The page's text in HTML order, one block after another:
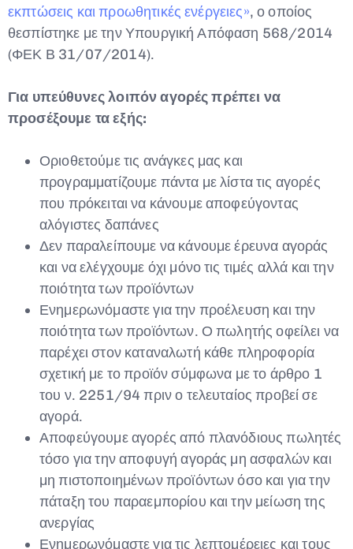
εκπτώσεις και προωθητικές ενέργειες», ο οποίος
θεσπίστηκε με την Υπουργική Απόφαση 568/2014
(ΦΕΚ Β 31/07/2014).
Για υπεύθυνες λοιπόν αγορές πρέπει να
προσέξουμε τα εξής:
Οριοθετούμε τις ανάγκες μας και
προγραμματίζουμε πάντα με λίστα τις αγορές
που πρόκειται να κάνουμε αποφεύγοντας
αλόγιστες δαπάνες
Δεν παραλείπουμε να κάνουμε έρευνα αγοράς
και να ελέγχουμε όχι μόνο τις τιμές αλλά και την
ποιότητα των προϊόντων
Ενημερωνόμαστε για την προέλευση και την
ποιότητα των προϊόντων. Ο πωλητής οφείλει να
παρέχει στον καταναλωτή κάθε πληροφορία
σχετική με το προϊόν σύμφωνα με το άρθρο 1
του ν. 2251/94 πριν ο τελευταίος προβεί σε
αγορά.
Αποφεύγουμε αγορές από πλανόδιους πωλητές
τόσο για την αποφυγή αγοράς μη ασφαλών και
μη πιστοποιημένων προϊόντων όσο και για την
πάταξη του παραεμπορίου και την μείωση της
ανεργίας
Ενημερωνόμαστε για τις λεπτομέρειες και τους